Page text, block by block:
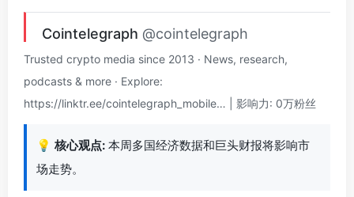
Cointelegraph @cointelegraph
Trusted crypto media since 2013 · News, research,
podcasts & more · Explore:
https://linktr.ee/cointelegraph_mobile… | 影响力: 0万粉丝
💡 核心观点: 本周多国经济数据和巨头财报将影响市
场走势。